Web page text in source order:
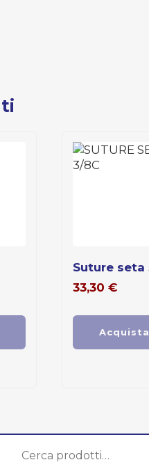
suture
33,30 €